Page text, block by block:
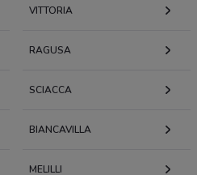
VITTORIA
RAGUSA
SCIACCA
BIANCAVILLA
MELILLI